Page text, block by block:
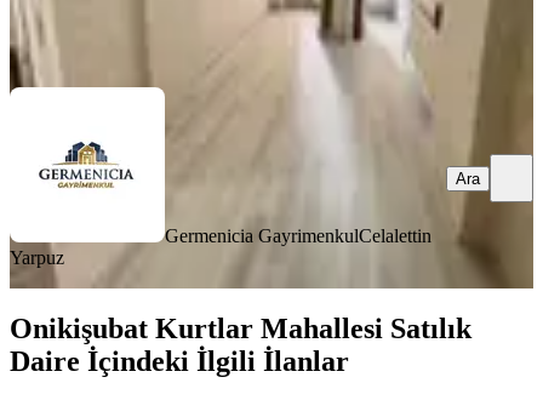
Germenicia Gayrimenkul Celalettin Yarpuz
Ara
Germenicia GayrimenkulCelalettin
Yarpuz
Ara
Onikişubat Kurtlar Mahallesi Satılık
Daire İçindeki İlgili İlanlar